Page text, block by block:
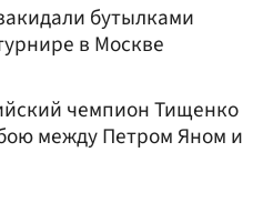
бутылками
в Москве
чемпион Тищенко
между Петром Яном и